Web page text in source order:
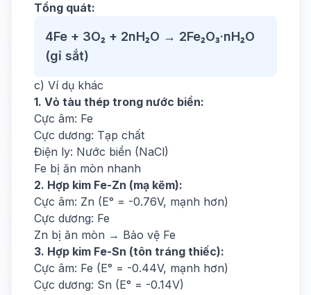
Tổng quát:
4Fe + 3O₂ + 2nH₂O → 2Fe₂O₃·nH₂O
(gỉ sắt)
c) Ví dụ khác
1. Vỏ tàu thép trong nước biển:
Cực âm: Fe
Cực dương: Tạp chất
Điện ly: Nước biển (NaCl)
Fe bị ăn mòn nhanh
2. Hợp kim Fe-Zn (mạ kẽm):
Cực âm: Zn (E° = -0.76V, mạnh hơn)
Cực dương: Fe
Zn bị ăn mòn → Bảo vệ Fe
3. Hợp kim Fe-Sn (tôn tráng thiếc):
Cực âm: Fe (E° = -0.44V, mạnh hơn)
Cực dương: Sn (E° = -0.14V)